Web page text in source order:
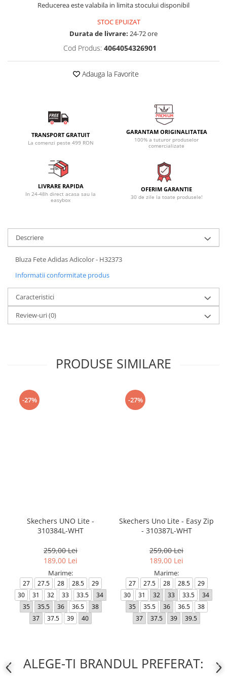
Reducerea este valabila in limita stocului disponibil
STOC EPUIZAT
Durata de livrare: 24-72 ore
Cod Produs: 4064054326901
Adauga la Favorite
TRANSPORT GRATUIT
La comenzi peste 499 RON
GARANTAM ORIGINALITATEA
100% a tuturor produselor
comercializate
LIVRARE RAPIDA
In 24-48h direct acasa sau la
easybox
OFERIM GARANTIE
30 de zile la toate produsele!
Descriere
Bluza Fete Adidas Adicolor - H32373
Informatii conformitate produs
Caracteristici
Review-uri(0)
PRODUSE SIMILARE
-27%
Skechers UNO Lite -
310384L-WHT
259,00 Lei
189,00 Lei
Marime:
27 27.5 28 28.5
29
30
31 32 33 33.5
34
35
35.5 36 36.5
38
37
37.5 39 40
-27%
Skechers Uno Lite - Easy Zip
- 310387L-WHT
259,00 Lei
189,00 Lei
Marime:
27 27.5 28 28.5
29
30
31 32 33 33.5
34
35
35.5 36 36.5
38
37
37.5 39 39.5
ALEGE-TI BRANDUL PREFERAT: